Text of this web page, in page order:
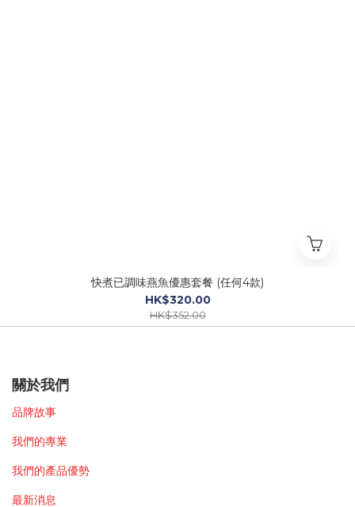
快煮已調味燕魚優惠套餐 (任何4款)
HK$320.00
HK$352.00
關於我們
品牌故事
我們的專業
我們的產品優勢
最新消息